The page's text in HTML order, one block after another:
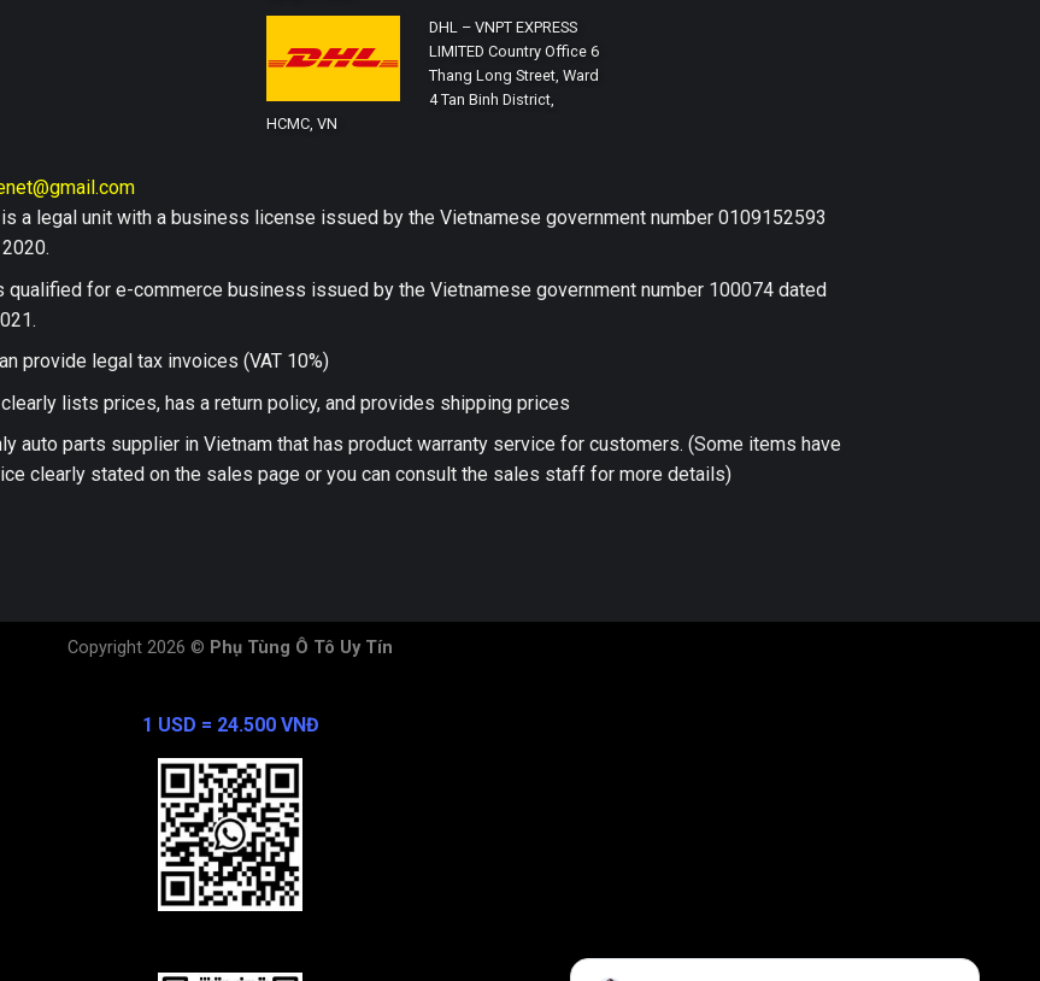
DHL – VNPT EXPRESS
LIMITED Country Office 6
Thang Long Street, Ward
4 Tan Binh District,
HCMC, VN
a legal unit with a business license issued by the Vietnamese government number 0109152593
qualified for e-commerce business issued by the Vietnamese government number 100074 dated
provide legal tax invoices (VAT 10%)
lists prices, has a return policy, and provides shipping prices
auto parts supplier in Vietnam that has product warranty service for customers. (Some items have
clearly stated on the sales page or you can consult the sales staff for more details)
Copyright 2026 © Phụ Tùng Ô Tô Uy Tín
1 USD = 24.500 VNĐ